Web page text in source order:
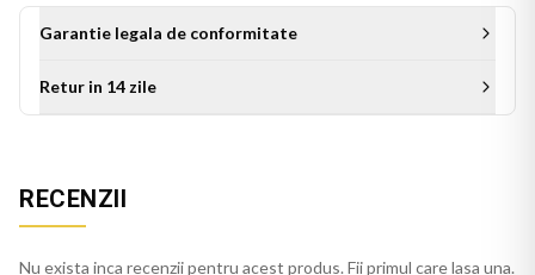
Este potrivita si ca idee de cadou pentru persoanele cu un
Garantie legala de conformitate
Retur in 14 zile
RECENZII
Nu exista inca recenzii pentru acest produs. Fii primul care lasa una.